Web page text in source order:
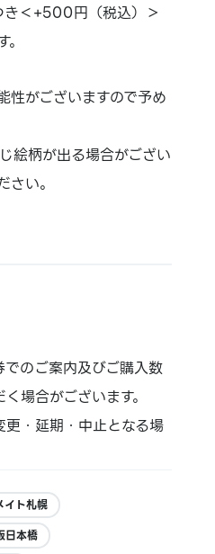
き＜+500円（税込）＞
性がございますので予め
絵柄が出る場合がござい
い。
のご案内及びご購入数
場合がございます。
・延期・中止となる場
イト札幌
日本橋